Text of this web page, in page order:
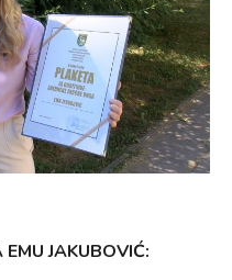
JAKUBOVIĆ: